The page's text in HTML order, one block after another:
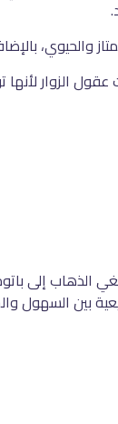
والحيوي،
الذهاب إلى
بين السهول